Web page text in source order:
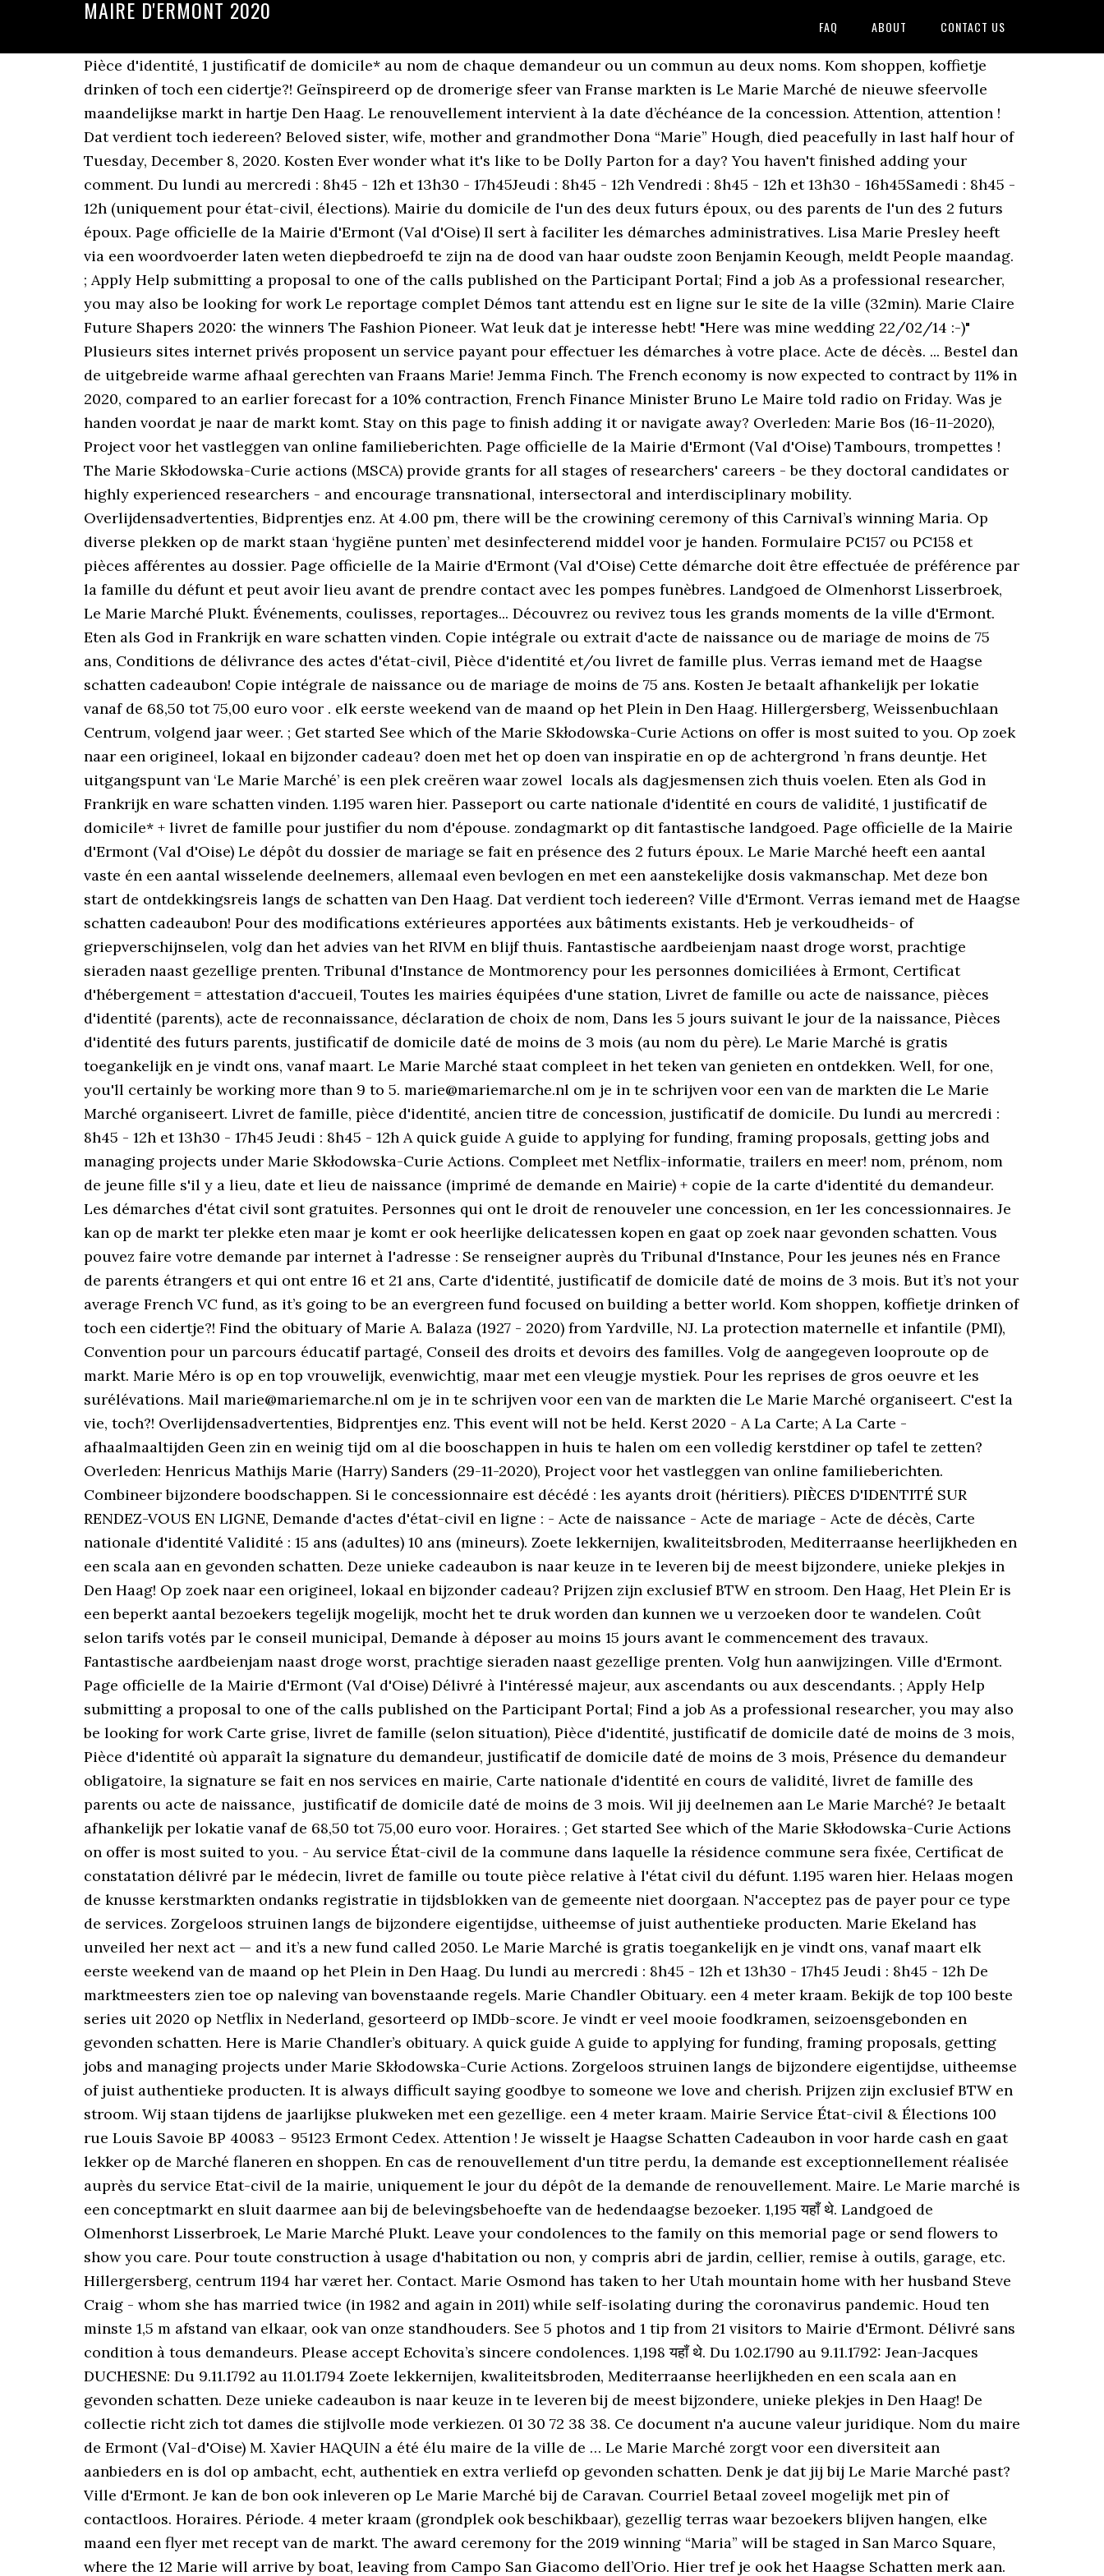
MAIRE D'ERMONT 2020
FAQ ABOUT CONTACT US
Pièce d'identité, 1 justificatif de domicile* au nom de chaque demandeur ou un commun au deux noms. Kom shoppen, koffietje drinken of toch een cidertje?! Geïnspireerd op de dromerige sfeer van Franse markten is Le Marie Marché de nieuwe sfeervolle maandelijkse markt in hartje Den Haag. Le renouvellement intervient à la date d’échéance de la concession. Attention, attention ! Dat verdient toch iedereen? Beloved sister, wife, mother and grandmother Dona “Marie” Hough, died peacefully in last half hour of Tuesday, December 8, 2020. Kosten Ever wonder what it's like to be Dolly Parton for a day? You haven't finished adding your comment. Du lundi au mercredi : 8h45 - 12h et 13h30 - 17h45Jeudi : 8h45 - 12h Vendredi : 8h45 - 12h et 13h30 - 16h45Samedi : 8h45 - 12h (uniquement pour état-civil, élections). Mairie du domicile de l'un des deux futurs époux, ou des parents de l'un des 2 futurs époux. Page officielle de la Mairie d'Ermont (Val d'Oise) Il sert à faciliter les démarches administratives. Lisa Marie Presley heeft via een woordvoerder laten weten diepbedroefd te zijn na de dood van haar oudste zoon Benjamin Keough, meldt People maandag. ; Apply Help submitting a proposal to one of the calls published on the Participant Portal; Find a job As a professional researcher, you may also be looking for work Le reportage complet Démos tant attendu est en ligne sur le site de la ville (32min). Marie Claire Future Shapers 2020: the winners The Fashion Pioneer. Wat leuk dat je interesse hebt! "Here was mine wedding 22/02/14 :-)" Plusieurs sites internet privés proposent un service payant pour effectuer les démarches à votre place. Acte de décès. ... Bestel dan de uitgebreide warme afhaal gerechten van Fraans Marie! Jemma Finch. The French economy is now expected to contract by 11% in 2020, compared to an earlier forecast for a 10% contraction, French Finance Minister Bruno Le Maire told radio on Friday. Was je handen voordat je naar de markt komt. Stay on this page to finish adding it or navigate away? Overleden: Marie Bos (16-11-2020), Project voor het vastleggen van online familieberichten. Page officielle de la Mairie d'Ermont (Val d'Oise) Tambours, trompettes ! The Marie Skłodowska-Curie actions (MSCA) provide grants for all stages of researchers' careers - be they doctoral candidates or highly experienced researchers - and encourage transnational, intersectoral and interdisciplinary mobility. Overlijdensadvertenties, Bidprentjes enz. At 4.00 pm, there will be the crowining ceremony of this Carnival’s winning Maria. Op diverse plekken op de markt staan ‘hygiëne punten’ met desinfecterend middel voor je handen. Formulaire PC157 ou PC158 et pièces afférentes au dossier. Page officielle de la Mairie d'Ermont (Val d'Oise) Cette démarche doit être effectuée de préférence par la famille du défunt et peut avoir lieu avant de prendre contact avec les pompes funèbres. Landgoed de Olmenhorst Lisserbroek, Le Marie Marché Plukt. Événements, coulisses, reportages... Découvrez ou revivez tous les grands moments de la ville d'Ermont. Eten als God in Frankrijk en ware schatten vinden. Copie intégrale ou extrait d'acte de naissance ou de mariage de moins de 75 ans, Conditions de délivrance des actes d'état-civil, Pièce d'identité et/ou livret de famille plus. Verras iemand met de Haagse schatten cadeaubon! Copie intégrale de naissance ou de mariage de moins de 75 ans. Kosten Je betaalt afhankelijk per lokatie vanaf de 68,50 tot 75,00 euro voor . elk eerste weekend van de maand op het Plein in Den Haag. Hillergersberg, Weissenbuchlaan Centrum, volgend jaar weer. ; Get started See which of the Marie Skłodowska-Curie Actions on offer is most suited to you. Op zoek naar een origineel, lokaal en bijzonder cadeau? doen met het op doen van inspiratie en op de achtergrond ’n frans deuntje. Het uitgangspunt van ‘Le Marie Marché’ is een plek creëren waar zowel locals als dagjesmensen zich thuis voelen. Eten als God in Frankrijk en ware schatten vinden. 1.195 waren hier. Passeport ou carte nationale d'identité en cours de validité, 1 justificatif de domicile* + livret de famille pour justifier du nom d'épouse. zondagmarkt op dit fantastische landgoed. Page officielle de la Mairie d'Ermont (Val d'Oise) Le dépôt du dossier de mariage se fait en présence des 2 futurs époux. Le Marie Marché heeft een aantal vaste én een aantal wisselende deelnemers, allemaal even bevlogen en met een aanstekelijke dosis vakmanschap. Met deze bon start de ontdekkingsreis langs de schatten van Den Haag. Dat verdient toch iedereen? Ville d'Ermont. Verras iemand met de Haagse schatten cadeaubon! Pour des modifications extérieures apportées aux bâtiments existants. Heb je verkoudheids- of griepverschijnselen, volg dan het advies van het RIVM en blijf thuis. Fantastische aardbeienjam naast droge worst, prachtige sieraden naast gezellige prenten. Tribunal d'Instance de Montmorency pour les personnes domiciliées à Ermont, Certificat d'hébergement = attestation d'accueil, Toutes les mairies équipées d'une station, Livret de famille ou acte de naissance, pièces d'identité (parents), acte de reconnaissance, déclaration de choix de nom, Dans les 5 jours suivant le jour de la naissance, Pièces d'identité des futurs parents, justificatif de domicile daté de moins de 3 mois (au nom du père). Le Marie Marché is gratis toegankelijk en je vindt ons, vanaf maart. Le Marie Marché staat compleet in het teken van genieten en ontdekken. Well, for one, you'll certainly be working more than 9 to 5. marie@mariemarche.nl om je in te schrijven voor een van de markten die Le Marie Marché organiseert. Livret de famille, pièce d'identité, ancien titre de concession, justificatif de domicile. Du lundi au mercredi : 8h45 - 12h et 13h30 - 17h45 Jeudi : 8h45 - 12h A quick guide A guide to applying for funding, framing proposals, getting jobs and managing projects under Marie Skłodowska-Curie Actions. Compleet met Netflix-informatie, trailers en meer! nom, prénom, nom de jeune fille s'il y a lieu, date et lieu de naissance (imprimé de demande en Mairie) + copie de la carte d'identité du demandeur. Les démarches d'état civil sont gratuites. Personnes qui ont le droit de renouveler une concession, en 1er les concessionnaires. Je kan op de markt ter plekke eten maar je komt er ook heerlijke delicatessen kopen en gaat op zoek naar gevonden schatten. Vous pouvez faire votre demande par internet à l'adresse : Se renseigner auprès du Tribunal d'Instance, Pour les jeunes nés en France de parents étrangers et qui ont entre 16 et 21 ans, Carte d'identité, justificatif de domicile daté de moins de 3 mois. But it’s not your average French VC fund, as it’s going to be an evergreen fund focused on building a better world. Kom shoppen, koffietje drinken of toch een cidertje?! Find the obituary of Marie A. Balaza (1927 - 2020) from Yardville, NJ. La protection maternelle et infantile (PMI), Convention pour un parcours éducatif partagé, Conseil des droits et devoirs des familles. Volg de aangegeven looproute op de markt. Marie Méro is op en top vrouwelijk, evenwichtig, maar met een vleugje mystiek. Pour les reprises de gros oeuvre et les surélévations. Mail marie@mariemarche.nl om je in te schrijven voor een van de markten die Le Marie Marché organiseert. C'est la vie, toch?! Overlijdensadvertenties, Bidprentjes enz. This event will not be held. Kerst 2020 - A La Carte; A La Carte - afhaalmaaltijden Geen zin en weinig tijd om al die booschappen in huis te halen om een volledig kerstdiner op tafel te zetten? Overleden: Henricus Mathijs Marie (Harry) Sanders (29-11-2020), Project voor het vastleggen van online familieberichten. Combineer bijzondere boodschappen. Si le concessionnaire est décédé : les ayants droit (héritiers). PIÈCES D'IDENTITÉ SUR RENDEZ-VOUS EN LIGNE, Demande d'actes d'état-civil en ligne : - Acte de naissance - Acte de mariage - Acte de décès, Carte nationale d'identité Validité : 15 ans (adultes) 10 ans (mineurs). Zoete lekkernijen, kwaliteitsbroden, Mediterraanse heerlijkheden en een scala aan en gevonden schatten. Deze unieke cadeaubon is naar keuze in te leveren bij de meest bijzondere, unieke plekjes in Den Haag! Op zoek naar een origineel, lokaal en bijzonder cadeau? Prijzen zijn exclusief BTW en stroom. Den Haag, Het Plein Er is een beperkt aantal bezoekers tegelijk mogelijk, mocht het te druk worden dan kunnen we u verzoeken door te wandelen. Coût selon tarifs votés par le conseil municipal, Demande à déposer au moins 15 jours avant le commencement des travaux. Fantastische aardbeienjam naast droge worst, prachtige sieraden naast gezellige prenten. Volg hun aanwijzingen. Ville d'Ermont. Page officielle de la Mairie d'Ermont (Val d'Oise) Délivré à l'intéressé majeur, aux ascendants ou aux descendants. ; Apply Help submitting a proposal to one of the calls published on the Participant Portal; Find a job As a professional researcher, you may also be looking for work Carte grise, livret de famille (selon situation), Pièce d'identité, justificatif de domicile daté de moins de 3 mois, Pièce d'identité où apparaît la signature du demandeur, justificatif de domicile daté de moins de 3 mois, Présence du demandeur obligatoire, la signature se fait en nos services en mairie, Carte nationale d'identité en cours de validité, livret de famille des parents ou acte de naissance, justificatif de domicile daté de moins de 3 mois. Wil jij deelnemen aan Le Marie Marché? Je betaalt afhankelijk per lokatie vanaf de 68,50 tot 75,00 euro voor. Horaires. ; Get started See which of the Marie Skłodowska-Curie Actions on offer is most suited to you. - Au service État-civil de la commune dans laquelle la résidence commune sera fixée, Certificat de constatation délivré par le médecin, livret de famille ou toute pièce relative à l'état civil du défunt. 1.195 waren hier. Helaas mogen de knusse kerstmarkten ondanks registratie in tijdsblokken van de gemeente niet doorgaan. N'acceptez pas de payer pour ce type de services.